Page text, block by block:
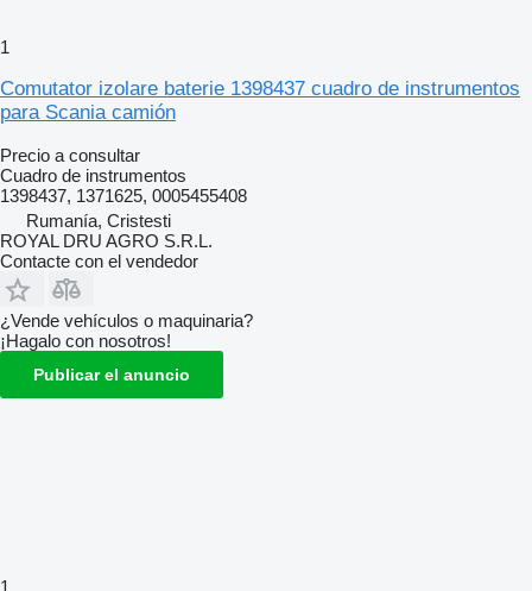
1
Comutator izolare baterie 1398437 cuadro de instrumentos
para Scania camión
Precio a consultar
Cuadro de instrumentos
1398437, 1371625, 0005455408
Rumanía, Cristesti
ROYAL DRU AGRO S.R.L.
Contacte con el vendedor
¿Vende vehículos o maquinaria?
¡Hagalo con nosotros!
Publicar el anuncio